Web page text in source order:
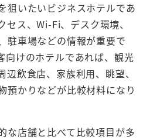
狙いたいビジネスホテルであ
セス、Wi-Fi、デスク環境、
駐車場などの情報が重要で
向けのホテルであれば、観光
辺飲食店、家族利用、眺望、
預かりなどが比較材料になり
な店舗と比べて比較項目が多